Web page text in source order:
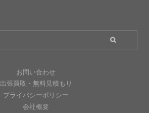
お問い合わせ
出張買取・無料見積もり
プライバシーポリシー
会社概要